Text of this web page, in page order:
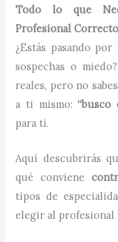
Todo lo que
Profesional Correcto
¿Estás pasando
sospechas o
reales, pero no
a ti mismo:“busco
para ti.
Aquí descubrirás
qué conviene
tipos de
elegir al profesional